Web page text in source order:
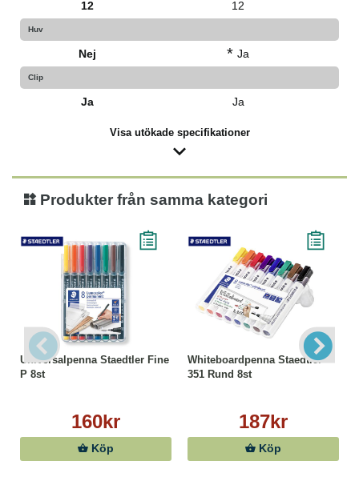
12 12
Huv
Nej * Ja
Clip
Ja Ja
Visa utökade specifikationer
Produkter från samma kategori
Universalpenna Staedtler Fine
P 8st
160kr
Köp
Whiteboardpenna Staedtler
351 Rund 8st
187kr
Köp